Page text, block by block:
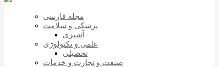
مجله فارسی
پزشکی و سلامت
آشپزی
علمی و تکنولوژی
تحصیلی
صنعت و تجارت و خدمات